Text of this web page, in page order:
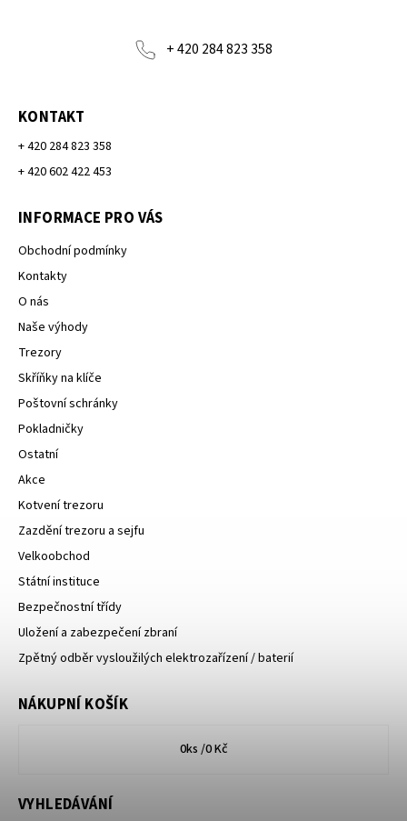
+ 420 284 823 358
KONTAKT
+ 420 284 823 358
+ 420 602 422 453
INFORMACE PRO VÁS
Obchodní podmínky
Kontakty
O nás
Naše výhody
Trezory
Skříňky na klíče
Poštovní schránky
Pokladničky
Ostatní
Akce
Kotvení trezoru
Zazdění trezoru a sejfu
Velkoobchod
Státní instituce
Bezpečnostní třídy
Uložení a zabezpečení zbraní
Zpětný odběr vysloužilých elektrozařízení / baterií
NÁKUPNÍ KOŠÍK
0ks /0 Kč
VYHLEDÁVÁNÍ